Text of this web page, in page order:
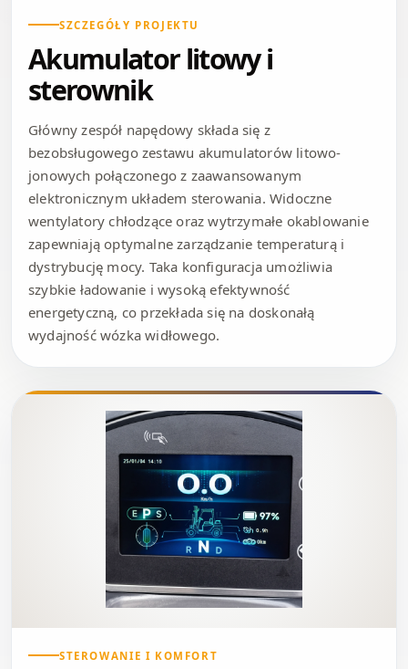
SZCZEGÓŁY PROJEKTU
Akumulator litowy i
sterownik
Główny zespół napędowy składa się z
bezobsługowego zestawu akumulatorów litowo-
jonowych połączonego z zaawansowanym
elektronicznym układem sterowania. Widoczne
wentylatory chłodzące oraz wytrzymałe okablowanie
zapewniają optymalne zarządzanie temperaturą i
dystrybucję mocy. Taka konfiguracja umożliwia
szybkie ładowanie i wysoką efektywność
energetyczną, co przekłada się na doskonałą
wydajność wózka widłowego.
STEROWANIE I KOMFORT